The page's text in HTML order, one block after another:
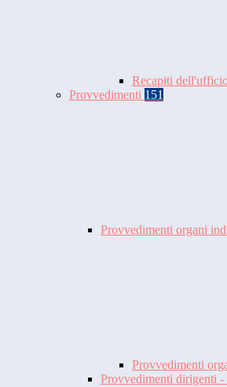
Recapiti
Provvedimenti 151
Provvedimenti organi
Provvedimenti
Provvedimenti dirigenti -